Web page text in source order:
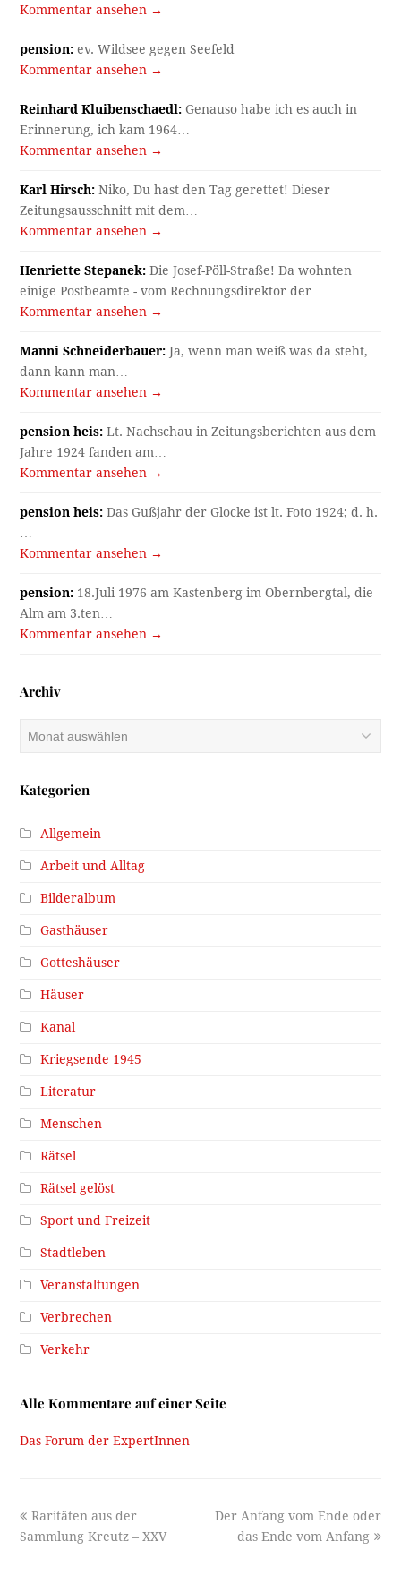
Kommentar ansehen →
pension: ev. Wildsee gegen Seefeld
Kommentar ansehen →
Reinhard Kluibenschaedl: Genauso habe ich es auch in
Erinnerung, ich kam 1964…
Kommentar ansehen →
Karl Hirsch: Niko, Du hast den Tag gerettet! Dieser
Zeitungsausschnitt mit dem…
Kommentar ansehen →
Henriette Stepanek: Die Josef-Pöll-Straße! Da wohnten
einige Postbeamte - vom Rechnungsdirektor der…
Kommentar ansehen →
Manni Schneiderbauer: Ja, wenn man weiß was da steht,
dann kann man…
Kommentar ansehen →
pension heis: Lt. Nachschau in Zeitungsberichten aus dem
Jahre 1924 fanden am…
Kommentar ansehen →
pension heis: Das Gußjahr der Glocke ist lt. Foto 1924; d. h.
…
Kommentar ansehen →
pension: 18.Juli 1976 am Kastenberg im Obernbergtal, die
Alm am 3.ten…
Kommentar ansehen →
Archiv
Archiv
Kategorien
Allgemein
Arbeit und Alltag
Bilderalbum
Gasthäuser
Gotteshäuser
Häuser
Kanal
Kriegsende 1945
Literatur
Menschen
Rätsel
Rätsel gelöst
Sport und Freizeit
Stadtleben
Veranstaltungen
Verbrechen
Verkehr
Alle Kommentare auf einer Seite
Das Forum der ExpertInnen
previous
post:
Raritäten aus der
Sammlung Kreutz – XXV
next
post:
Der Anfang vom Ende oder
das Ende vom Anfang